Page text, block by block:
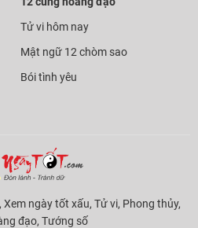
Tử vi hôm nay
Mật ngữ 12 chòm sao
Bói tình yêu
ngày tốt xấu, Tử vi, Phong thủy,
đạo, Tướng số